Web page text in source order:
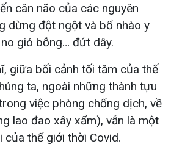
cân não của các nguyên
dừng đột ngột và bổ nhào y
gió bỗng… đứt dây.
giữa bối cảnh tối tăm của thế
ta, ngoài những thành tựu
việc phòng chống dịch, về
lao đao xây xẩm), vẫn là một
của thế giới thời Covid.